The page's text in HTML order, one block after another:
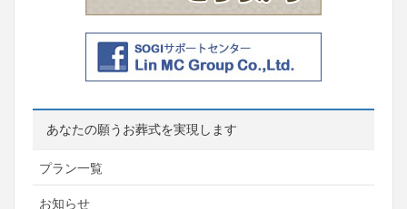
あなたの願うお葬式を実現します
プラン一覧
お知らせ